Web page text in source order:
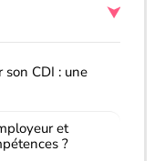
son CDI : une
et
?